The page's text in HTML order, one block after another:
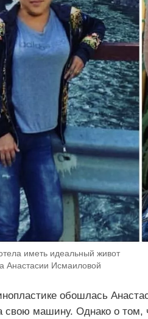
иметь идеальный живот
Анастасии Исмаиловой
обошлась
свою машину. Однако о том,